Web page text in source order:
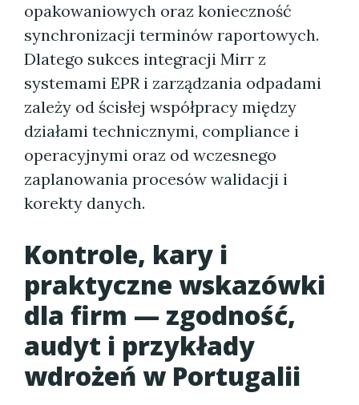
opakowaniowych oraz konieczność
synchronizacji terminów raportowych.
Dlatego sukces integracji Mirr z
systemami EPR i zarządzania odpadami
zależy od ścisłej współpracy między
działami technicznymi, compliance i
operacyjnymi oraz od wczesnego
zaplanowania procesów walidacji i
korekty danych.
Kontrole, kary i
praktyczne wskazówki
dla firm — zgodność,
audyt i przykłady
wdrożeń w Portugalii